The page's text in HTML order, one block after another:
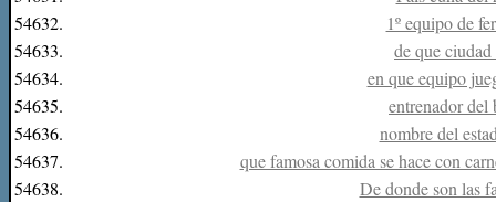
54632.
1º equipo de
54633.
de que
54634.
en que equipo
54635.
entrenador del
54636.
nombre del
54637.
que famosa comida se hace con
54638.
De donde son las